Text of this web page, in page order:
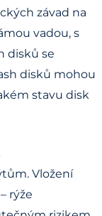
závad na
vadou, s
disků se
disků mohou
stavu disk
Vložení
rýže